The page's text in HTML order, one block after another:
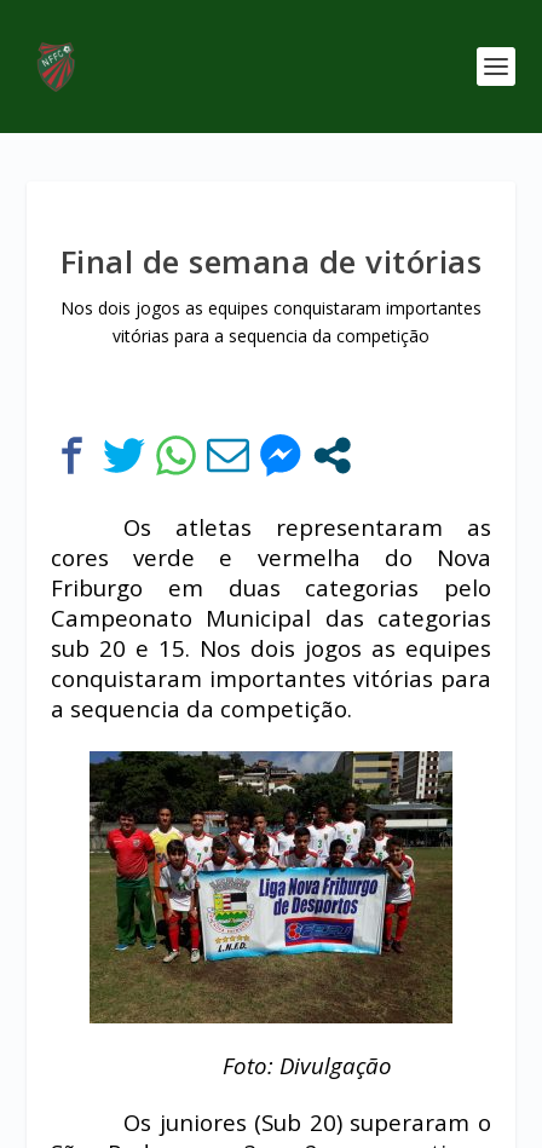
Final de semana de vitórias
Nos dois jogos as equipes conquistaram importantes
vitórias para a sequencia da competição
Os atletas representaram as
cores verde e vermelha do Nova
Friburgo em duas categorias pelo
Campeonato Municipal das categorias
sub 20 e 15. Nos dois jogos as equipes
conquistaram importantes vitórias para
a sequencia da competição.
Foto: Divulgação
Os juniores (Sub 20) superaram o